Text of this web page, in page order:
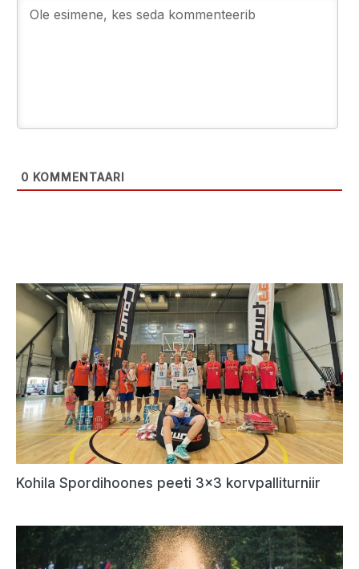
0 KOMMENTAARI
Kohila Spordihoones peeti 3×3 korvpalliturniir